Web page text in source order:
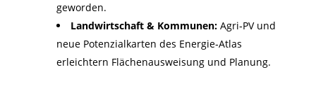
geworden.
Landwirtschaft & Kommunen:Agri‑PV und
neue Potenzialkarten des Energie‑Atlas
erleichtern Flächenausweisung und Planung.